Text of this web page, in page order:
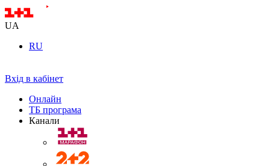
UA
RU
Вхід в кабінет
Онлайн
ТБ програма
Канали